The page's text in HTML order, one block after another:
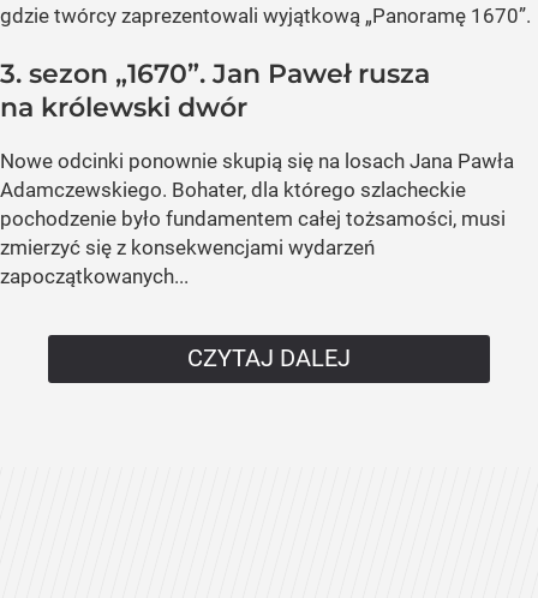
gdzie twórcy zaprezentowali wyjątkową „Panoramę 1670”.
3. sezon „1670”. Jan Paweł rusza
na królewski dwór
Nowe odcinki ponownie skupią się na losach Jana Pawła
Adamczewskiego. Bohater, dla którego szlacheckie
pochodzenie było fundamentem całej tożsamości, musi
zmierzyć się z konsekwencjami wydarzeń
zapoczątkowanych...
CZYTAJ DALEJ